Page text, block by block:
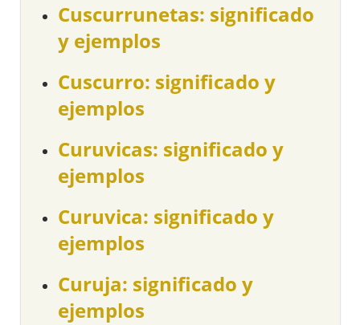
Cuscurrunetas: significado
y ejemplos
Cuscurro: significado y
ejemplos
Curuvicas: significado y
ejemplos
Curuvica: significado y
ejemplos
Curuja: significado y
ejemplos